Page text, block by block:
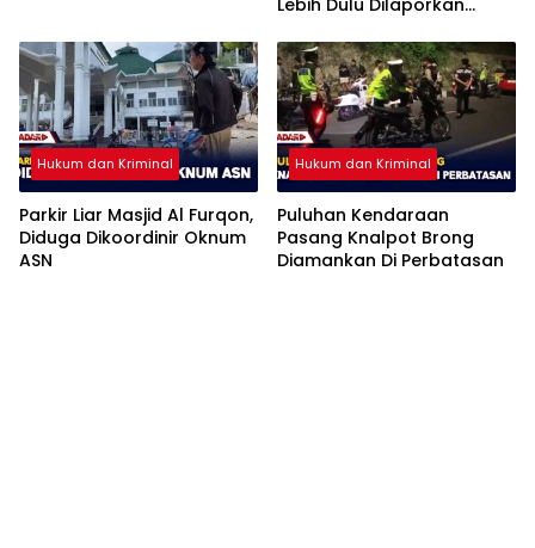
Lebih Dulu Dilaporkan
Hukum dan Kriminal
Parkir Liar Masjid Al Furqon,
Diduga Dikoordinir Oknum
ASN
Hukum dan Kriminal
Puluhan Kendaraan
Pasang Knalpot Brong
Diamankan Di Perbatasan